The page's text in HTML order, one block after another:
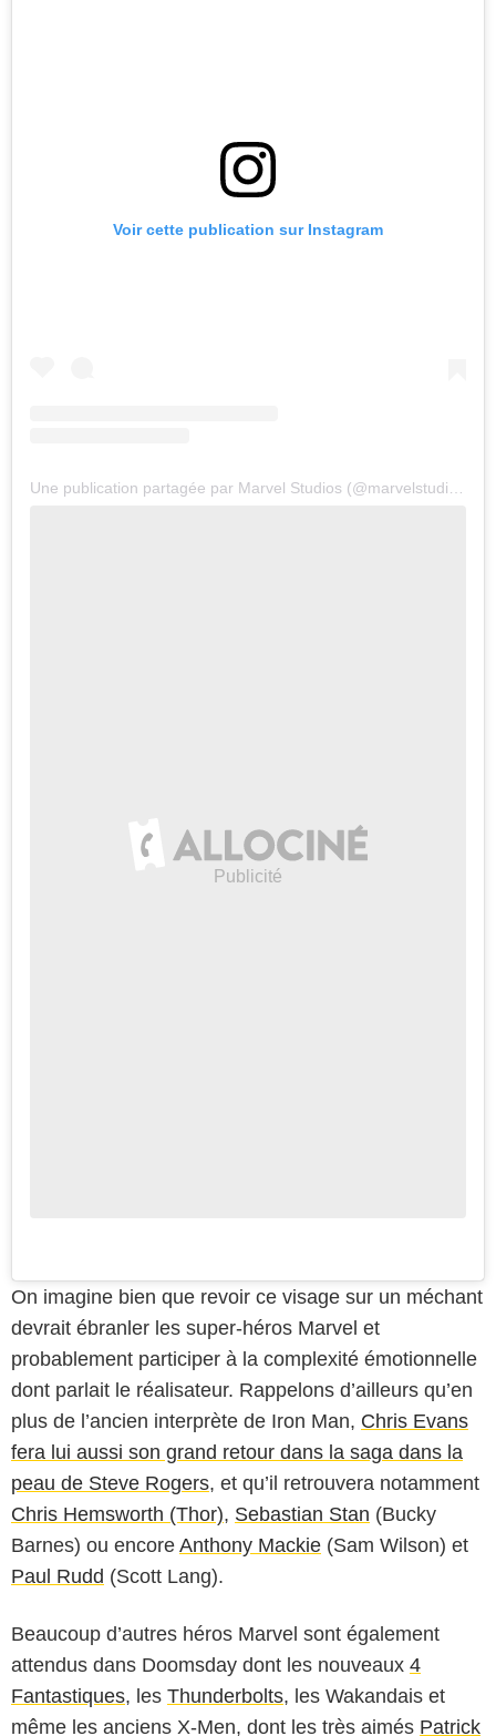
Voir cette publication sur Instagram
Une publication partagée par Marvel Studios (@marvelstudios)
On imagine bien que revoir ce visage sur un méchant
devrait ébranler les super-héros Marvel et
probablement participer à la complexité émotionnelle
dont parlait le réalisateur. Rappelons d’ailleurs qu’en
plus de l’ancien interprète de Iron Man, Chris Evans
fera lui aussi son grand retour dans la saga dans la
peau de Steve Rogers, et qu’il retrouvera notamment
Chris Hemsworth (Thor), Sebastian Stan (Bucky
Barnes) ou encore Anthony Mackie (Sam Wilson) et
Paul Rudd (Scott Lang).
Beaucoup d’autres héros Marvel sont également
attendus dans Doomsday dont les nouveaux 4
Fantastiques, les Thunderbolts, les Wakandais et
même les anciens X-Men, dont les très aimés Patrick